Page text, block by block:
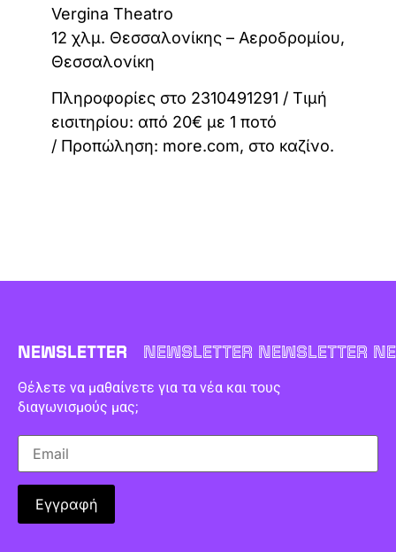
Vergina Theatro
12 χλμ. Θεσσαλονίκης – Αεροδρομίου,
Θεσσαλονίκη
Πληροφορίες στο 2310491291 / Τιμή
εισιτηρίου: από 20€ με 1 ποτό
/ Προπώληση: more.com, στο καζίνο.
NEWSLETTER NEWSLETTER NEWSLETTER
Θέλετε να μαθαίνετε για τα νέα και τους
διαγωνισμούς μας;